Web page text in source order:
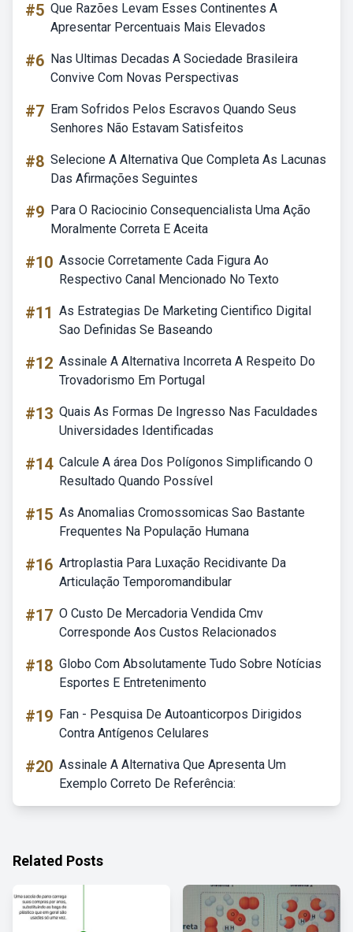
#5 Que Razões Levam Esses Continentes A
Apresentar Percentuais Mais Elevados
#6 Nas Ultimas Decadas A Sociedade Brasileira
Convive Com Novas Perspectivas
#7 Eram Sofridos Pelos Escravos Quando Seus
Senhores Não Estavam Satisfeitos
#8 Selecione A Alternativa Que Completa As Lacunas
Das Afirmações Seguintes
#9 Para O Raciocinio Consequencialista Uma Ação
Moralmente Correta E Aceita
#10 Associe Corretamente Cada Figura Ao
Respectivo Canal Mencionado No Texto
#11 As Estrategias De Marketing Cientifico Digital
Sao Definidas Se Baseando
#12 Assinale A Alternativa Incorreta A Respeito Do
Trovadorismo Em Portugal
#13 Quais As Formas De Ingresso Nas Faculdades
Universidades Identificadas
#14 Calcule A área Dos Polígonos Simplificando O
Resultado Quando Possível
#15 As Anomalias Cromossomicas Sao Bastante
Frequentes Na População Humana
#16 Artroplastia Para Luxação Recidivante Da
Articulação Temporomandibular
#17 O Custo De Mercadoria Vendida Cmv
Corresponde Aos Custos Relacionados
#18 Globo Com Absolutamente Tudo Sobre Notícias
Esportes E Entretenimento
#19 Fan - Pesquisa De Autoanticorpos Dirigidos
Contra Antígenos Celulares
#20 Assinale A Alternativa Que Apresenta Um
Exemplo Correto De Referência:
Related Posts